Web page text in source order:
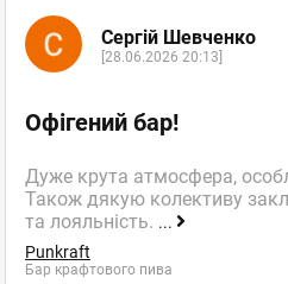
Сергій Шевченко
[28.06.2026 20:13]
Офігений бар!
Дуже крута атмосфера,
Також дякую колективу
та лояльність. ...
Punkraft
Бар крафтового пива